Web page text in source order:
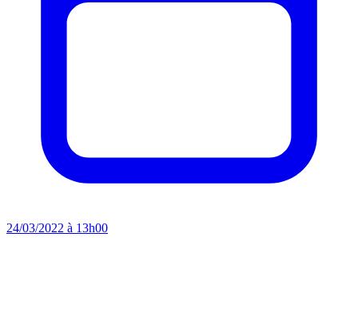
24/03/2022 à 13h00